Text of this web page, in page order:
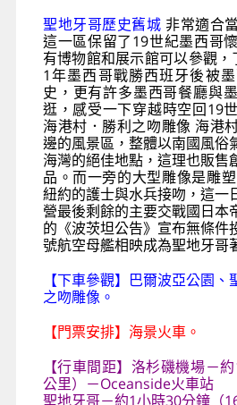
聖地牙哥歷史舊城 非常適合
這一區保留了19世紀墨西哥
有博物館和展示館可以參觀
1年墨西哥戰勝西班牙後被
史，更有許多墨西哥餐廳與
逛，感受一下穿越時空回19
海港村．勝利之吻雕像 海港
邊的風景區，整體以南國風俗
海灣的絕佳地點，這理也販售
品。而一旁的大型雕像是雕
紐約的護士與水兵接吻，這一
營最後剩餘的主要交戰國日本
的《波茨坦公告》宣布無條件
號航空母艦相映成為聖地牙哥
【下車參觀】巴爾波亞公園
之吻雕像。
【門票安排】海景火車。
【行車間距】洛杉磯機場－
公里）－Oceanside
聖地牙哥－約1小時30分鐘（